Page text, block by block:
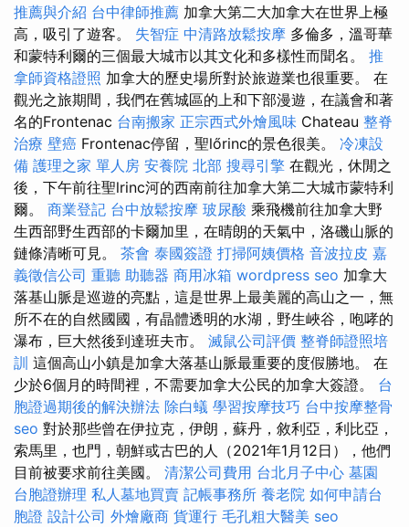
推薦與介紹 台中律師推薦 加拿大第二大加拿大在世界上極
高，吸引了遊客。 失智症 中清路放鬆按摩 多倫多，溫哥華
和蒙特利爾的三個最大城市以其文化和多樣性而聞名。 推
拿師資格證照 加拿大的歷史場所對於旅遊業也很重要。 在
觀光之旅期間，我們在舊城區的上和下部漫遊，在議會和著
名的Frontenac 台南搬家 正宗西式外燴風味 Chateau 整脊
治療 壁癌 Frontenac停留，聖lőrinc的景色很美。 冷凍設
備 護理之家 單人房 安養院 北部 搜尋引擎 在觀光，休閒之
後，下午前往聖lrinc河的西南前往加拿大第二大城市蒙特利
爾。 商業登記 台中放鬆按摩 玻尿酸 乘飛機前往加拿大野
生西部野生西部的卡爾加里，在晴朗的天氣中，洛磯山脈的
鏈條清晰可見。 茶會 泰國簽證 打掃阿姨價格 音波拉皮 嘉
義徵信公司 重聽 助聽器 商用冰箱 wordpress seo 加拿大
落基山脈是巡遊的亮點，這是世界上最美麗的高山之一，無
所不在的自然國國，有晶體透明的水湖，野生峽谷，咆哮的
瀑布，巨大然後到達班夫市。 滅鼠公司評價 整脊師證照培
訓 這個高山小鎮是加拿大落基山脈最重要的度假勝地。 在
少於6個月的時間裡，不需要加拿大公民的加拿大簽證。 台
胞證過期後的解決辦法 除白蟻 學習按摩技巧 台中按摩整骨
seo 對於那些曾在伊拉克，伊朗，蘇丹，敘利亞，利比亞，
索馬里，也門，朝鮮或古巴的人（2021年1月12日），他們
目前被要求前往美國。 清潔公司費用 台北月子中心 墓園
台胞證辦理 私人墓地買賣 記帳事務所 養老院 如何申請台
胞證 設計公司 外燴廠商 貨運行 毛孔粗大醫美 seo